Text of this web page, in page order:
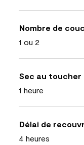
Nombre de
1 ou 2
Sec au toucher
1 heure
Délai de
4 heures